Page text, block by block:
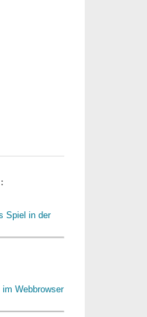
Spiel in der
Webbrowser